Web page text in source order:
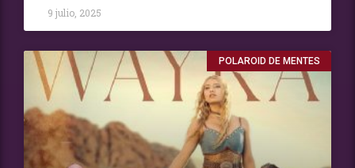
9 julio, 2025
POLAROID DE MENTES